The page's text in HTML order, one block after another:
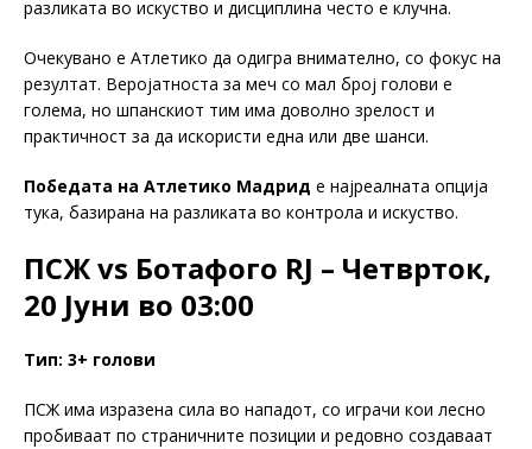
разликата во искуство и дисциплина често е клучна.
Очекувано е Атлетико да одигра внимателно, со фокус на
резултат. Веројатноста за меч со мал број голови е
голема, но шпанскиот тим има доволно зрелост и
практичност за да искористи една или две шанси.
Победата на Атлетико Мадрид е најреалната опција
тука, базирана на разликата во контрола и искуство.
ПСЖ vs Ботафого RJ – Четврток,
20 Јуни во 03:00
Тип: 3+ голови
ПСЖ има изразена сила во нападот, со играчи кои лесно
пробиваат по страничните позиции и редовно создаваат